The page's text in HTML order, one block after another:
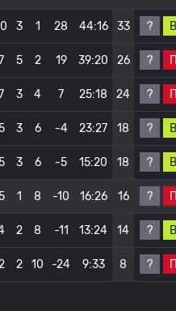
3 1 28 44:16 33 ? В
5 2 19 39:20 26 ?
3 4 7 25:18 24 ?
3 6 -4 23:27 18 ? В
3 6 -5 15:20 18 ? В
1 8 -10 16:26 16 ?
2 8 -11 13:24 14 ? В
2 10 -24 9:33 8 ?